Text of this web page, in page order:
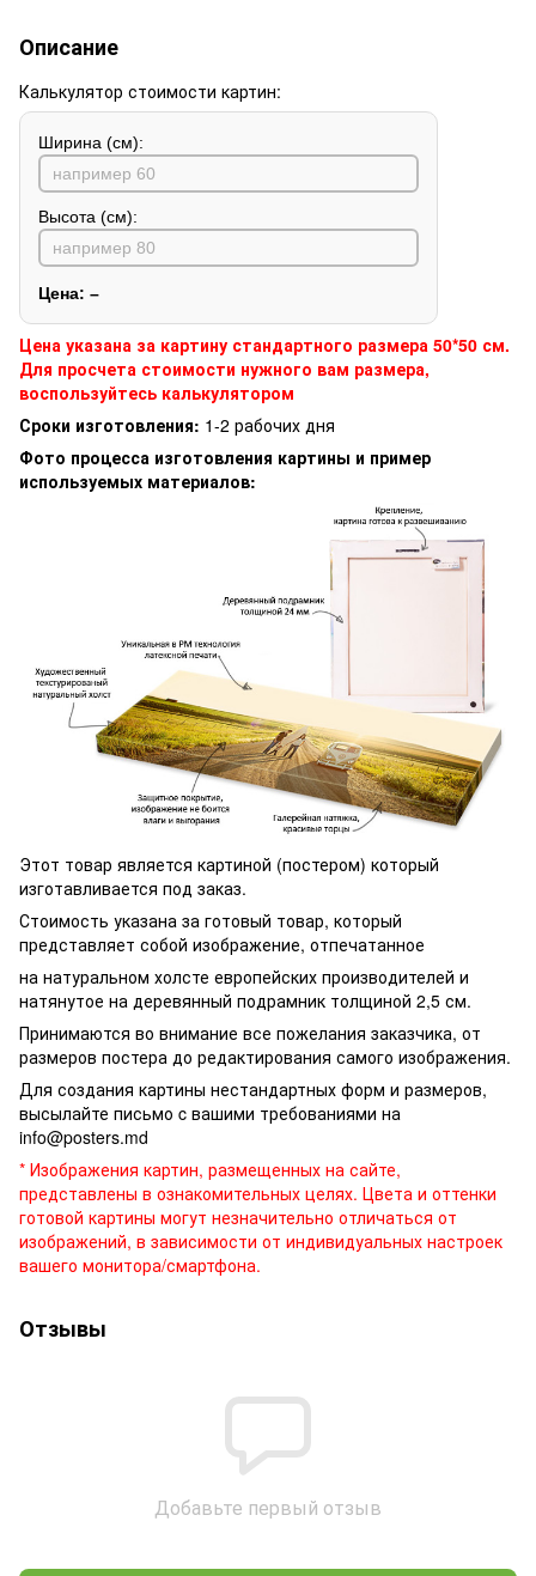
Описание
Калькулятор стоимости картин:
Ширина (см):
Высота (см):
Цена: –
Цена указана за картину стандартного размера 50*50 см.
Для просчета стоимости нужного вам размера,
воспользуйтесь калькулятором
Сроки изготовления: 1-2 рабочих дня
Фото процесса изготовления картины и пример
используемых материалов:
Этот товар является картиной (постером) который
изготавливается под заказ.
Стоимость указана за готовый товар, который
представляет собой изображение, отпечатанное
на натуральном холсте европейских производителей и
натянутое на деревянный подрамник толщиной 2,5 см.
Принимаются во внимание все пожелания заказчика, от
размеров постера до редактирования самого изображения.
Для создания картины нестандартных форм и размеров,
высылайте письмо c вашими требованиями на
info@posters.md
* Изображения картин, размещенных на сайте,
представлены в ознакомительных целях. Цвета и оттенки
готовой картины могут незначительно отличаться от
изображений, в зависимости от индивидуальных настроек
вашего монитора/смартфона.
Отзывы
Добавьте первый отзыв